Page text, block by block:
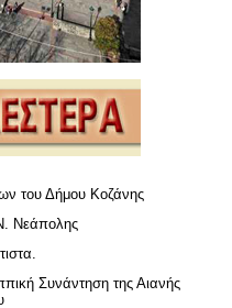
του Δήμου Κοζάνης
Νεάπολης
Συνάντηση της Αιανής